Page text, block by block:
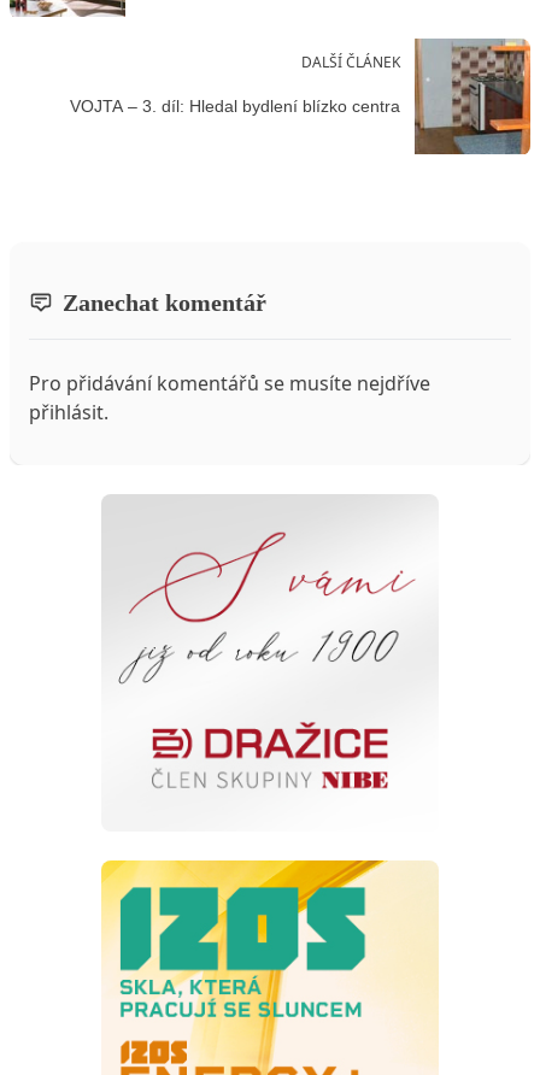
DALŠÍ ČLÁNEK
VOJTA – 3. díl: Hledal bydlení blízko centra
Zanechat komentář
Pro přidávání komentářů se musíte nejdříve
přihlásit.